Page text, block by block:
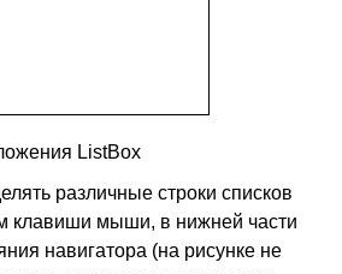
ListBox
различные строки списков
клавиши мыши, в нижней части
навигатора (на рисунке не